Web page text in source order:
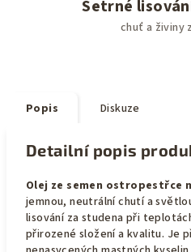
Šetrné
chuť a živiny
Popis Diskuze
Detailní popis
Olej ze semen ostropestřce
jemnou, neutrální chutí a
lisování za studena při
přirozené složení a kvalitu. Je